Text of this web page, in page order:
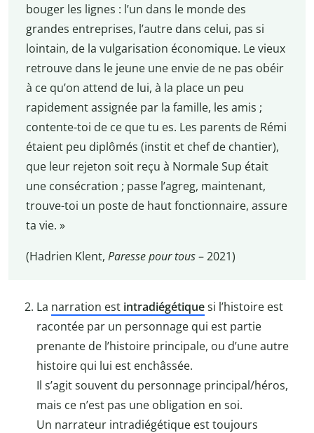
bouger les lignes : l’un dans le monde des
grandes entreprises, l’autre dans celui, pas si
lointain, de la vulgarisation économique. Le vieux
retrouve dans le jeune une envie de ne pas obéir
à ce qu’on attend de lui, à la place un peu
rapidement assignée par la famille, les amis ;
contente-toi de ce que tu es. Les parents de Rémi
étaient peu diplômés (instit et chef de chantier),
que leur rejeton soit reçu à Normale Sup était
une consécration ; passe l’agreg, maintenant,
trouve-toi un poste de haut fonctionnaire, assure
ta vie. »
(Hadrien Klent, Paresse pour tous– 2021)
La narration est intradiégétiquesi l’histoire est
racontée par un personnage qui est partie
prenante de l’histoire principale, ou d’une autre
histoire qui lui est enchâssée.
Il s’agit souvent du personnage principal/héros,
mais ce n’est pas une obligation en soi.
Un narrateur intradiégétique est toujours